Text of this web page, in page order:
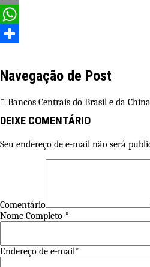
Email
WhatsApp
Navegação de Post
Bancos Centrais do Brasil e da
DEIXE COMENTÁRIO
Seu endereço de e-mail não será
Comentário
Nome Completo *
Endereço de e-mail*